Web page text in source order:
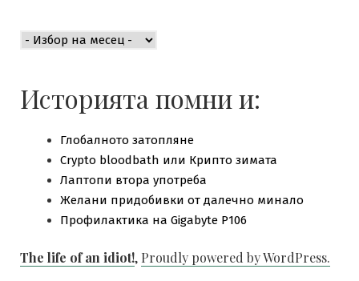
Историята помни и:
Глобалното затопляне
Crypto bloodbath или Крипто зимата
Лаптопи втора употреба
Желани придобивки от далечно минало
Профилактика на Gigabyte P106
The life of an idiot!, Proudly powered by WordPress.